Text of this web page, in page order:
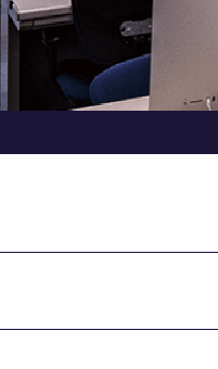
NEWS
就職・資格